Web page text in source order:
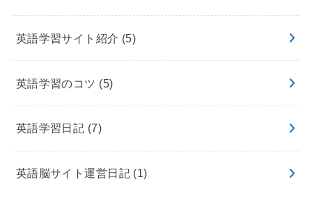
英語学習サイト紹介 (5)
英語学習のコツ (5)
英語学習日記 (7)
英語脳サイト運営日記 (1)